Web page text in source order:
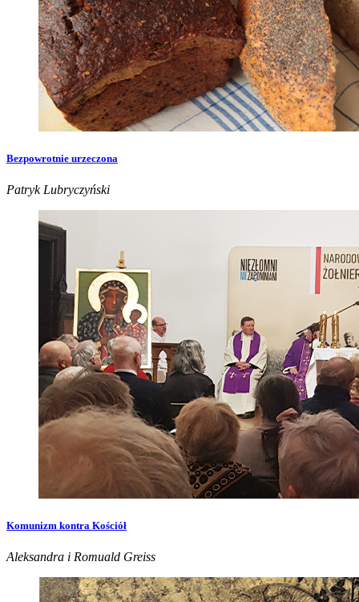
Bezpowrotnie urzeczona
Patryk Lubryczyński
Komunizm kontra Kościół
Aleksandra i Romuald Greiss